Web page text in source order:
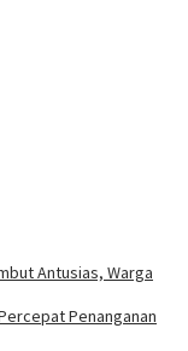
Antusias, Warga
Penanganan